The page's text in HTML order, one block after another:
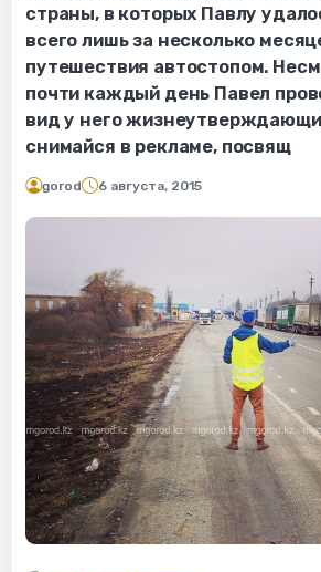
страны, в которых Павлу
всего лишь за несколько
путешествия автостопом.
почти каждый день Павел
вид у него
снимайся в рекламе, посвящ
gorod 6 августа, 2015